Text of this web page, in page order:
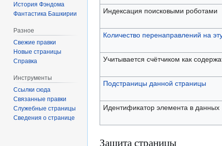
Индексация поисковыми роботами
Количество перенаправлений на
Учитывается счётчиком как
Подстраницы данной страницы
Идентификатор элемента в данных
Защита страницы
История Фэндома
Фантастика Башкирии
Разное
Свежие правки
Новые страницы
Справка
Инструменты
Ссылки сюда
Связанные правки
Служебные страницы
Сведения о странице